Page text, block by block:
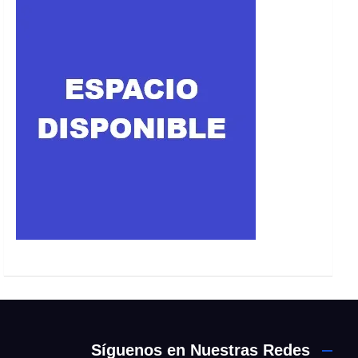
Síguenos en Nuestras Redes